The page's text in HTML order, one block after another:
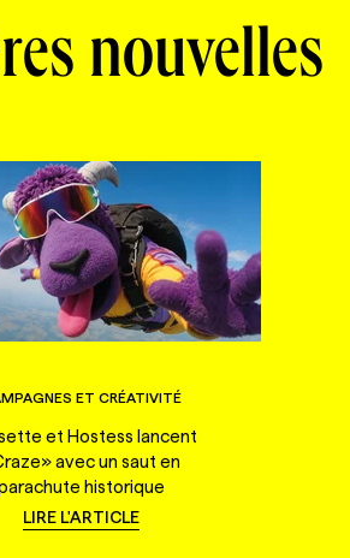
nouvelles
ET CRÉATIVITÉ
et Hostess lancent
avec un saut en
historique
LIRE L'ARTICLE